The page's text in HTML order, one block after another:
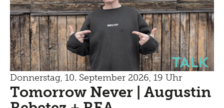
Talk
Donnerstag, 10. September 2026, 19 Uhr
Tomorrow Never | Augustin